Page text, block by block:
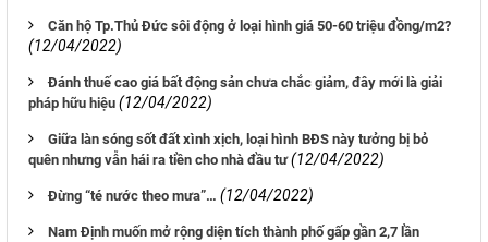
Căn hộ Tp.Thủ Đức sôi động ở loại hình giá 50-60 triệu đồng/m2?
(12/04/2022)
Đánh thuế cao giá bất động sản chưa chắc giảm, đây mới là giải
pháp hữu hiệu (12/04/2022)
Giữa làn sóng sốt đất xình xịch, loại hình BĐS này tưởng bị bỏ
quên nhưng vẫn hái ra tiền cho nhà đầu tư (12/04/2022)
Đừng “té nước theo mưa”… (12/04/2022)
Nam Định muốn mở rộng diện tích thành phố gấp gần 2,7 lần